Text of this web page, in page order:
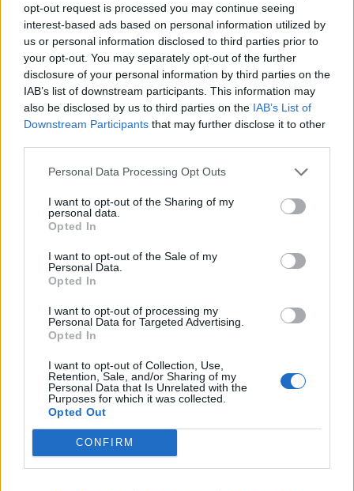
opt-out request is processed you may continue seeing
interest-based ads based on personal information utilized by
us or personal information disclosed to third parties prior to
your opt-out. You may separately opt-out of the further
disclosure of your personal information by third parties on the
IAB’s list of downstream participants. This information may
also be disclosed by us to third parties on the IAB’s List of
Downstream Participants that may further disclose it to other
Personal Data Processing Opt Outs
I want to opt-out of the Sharing of my
personal data.
Opted In
I want to opt-out of the Sale of my
Personal Data.
Opted In
I want to opt-out of processing my
Personal Data for Targeted Advertising.
Opted In
I want to opt-out of Collection, Use,
Retention, Sale, and/or Sharing of my
Personal Data that Is Unrelated with the
Purposes for which it was collected.
Opted Out
CONFIRM
Back to Europe 2026Az áprilisi választások után
visszakerült az európai térképre Magyarország, a kormány
kiemelt célja az uniós források hazahozatala, illetve
hosszabb távon az euró bevezetése. Milyen utat kell
bejárnia Magyarországnak addig és mekkora lökést
adhatnak az uniós pénzek a gazdaságnak? Ezzel a
kérdéssel foglalkozik a Portfolio konferenciája, mely
szakértőkkel...
KEDVES OLVASÓNK!
A keresett cikk a portfolio.hu hírarchívumához
tartozik, melynek olvasása előfizetéses
regisztrációhoz kötött.
Portfolio.hu teljes cikkarchívum
Kötéslisták: BÉT elmúlt 2 év napon belüli
kötéslistái
Előfizetés
MÁR ELŐFIZETŐNK VAGY?